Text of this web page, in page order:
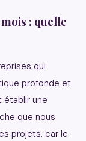
: quelle
qui
profonde et
établir une
que nous
projets, car le